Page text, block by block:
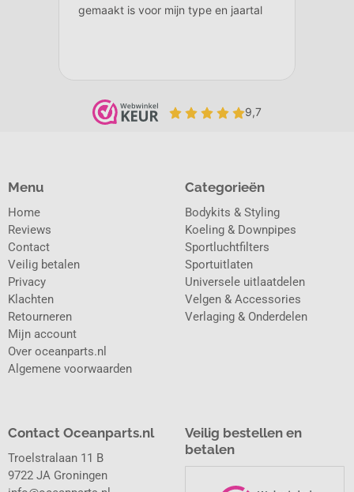
Categorieën
Bodykits & Styling
Koeling & Downpipes
Sportluchtfilters
Sportuitlaten
Universele uitlaatdelen
Velgen & Accessories
Verlaging & Onderdelen
Menu
Home
Reviews
Contact
Veilig betalen
Privacy
Klachten
Retourneren
Mijn account
Over oceanparts.nl
Algemene voorwaarden
Contact Oceanparts.nl
Troelstralaan 11 B
9722 JA Groningen
Veilig bestellen en
betalen